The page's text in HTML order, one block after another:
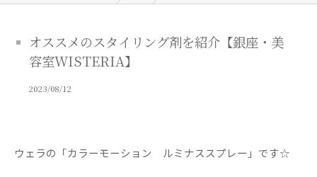
オススメのスタイリング剤を紹介【銀座・美
容室WISTERIA】
2023/08/12
ウェラの「カラーモーション ルミナススプレー」です☆